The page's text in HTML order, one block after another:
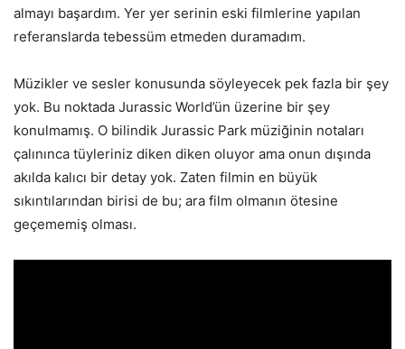
almayı başardım. Yer yer serinin eski filmlerine yapılan
referanslarda tebessüm etmeden duramadım.
Müzikler ve sesler konusunda söyleyecek pek fazla bir şey
yok. Bu noktada Jurassic World’ün üzerine bir şey
konulmamış. O bilindik Jurassic Park müziğinin notaları
çalınınca tüyleriniz diken diken oluyor ama onun dışında
akılda kalıcı bir detay yok. Zaten filmin en büyük
sıkıntılarından birisi de bu; ara film olmanın ötesine
geçememiş olması.